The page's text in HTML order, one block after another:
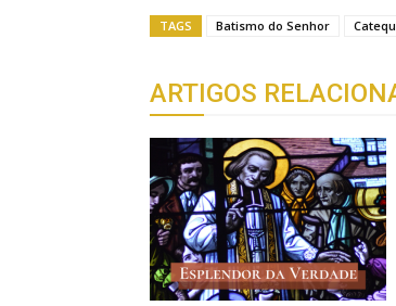
TAGS Batismo do Senhor
ARTIGOS